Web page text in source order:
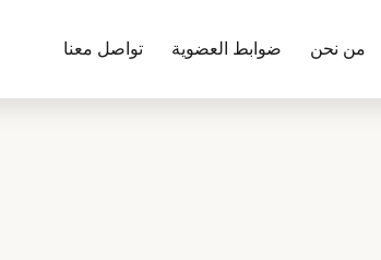
من نحن ضوابط العضوية تواصل معنا